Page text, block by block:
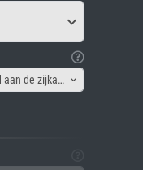
Canvas lijst - Afbeelding gespiegeld aan de zijkant